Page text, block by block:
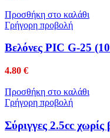
Προσθήκη στο καλάθι
Γρήγορη προβολή
Βελόνες PIC G-25
4.80 €
Προσθήκη στο καλάθι
Γρήγορη προβολή
Σύριγγες 2.5cc χωρίς